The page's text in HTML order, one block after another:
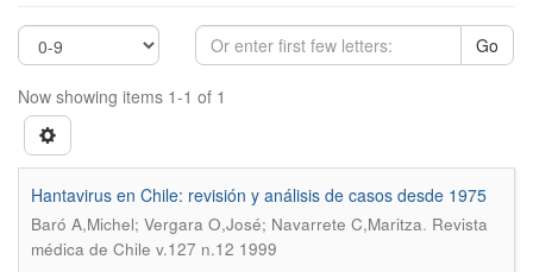
Go
Now showing items 1-1 of 1
Hantavirus en Chile: revisión y análisis de casos desde 1975
Baró A,Michel; Vergara O,José; Navarrete C,Maritza. Revista
médica de Chile v.127 n.12 1999